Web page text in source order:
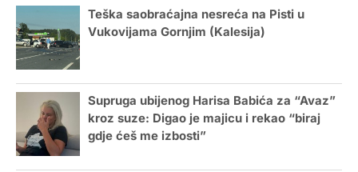
Teška saobraćajna nesreća na Pisti u
Vukovijama Gornjim (Kalesija)
Supruga ubijenog Harisa Babića za “Avaz”
kroz suze: Digao je majicu i rekao “biraj
gdje ćeš me izbosti”